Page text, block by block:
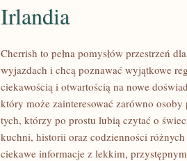
Irlandia
Cherrish to pełna pomysłów przestrzeń
wyjazdach i chcą poznawać wyjątkowe
ciekawością i otwartością na nowe
który może zainteresować zarówno
tych, którzy po prostu lubią czytać o
kuchni, historii oraz codzienności
ciekawe informacje z lekkim,